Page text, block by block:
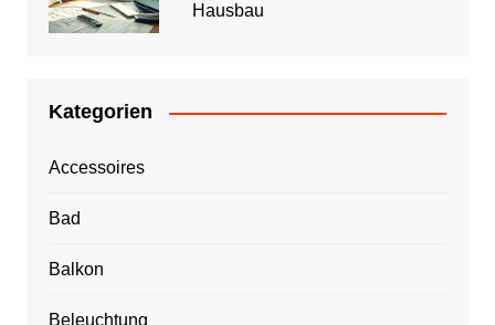
Hausbau
Kategorien
Accessoires
Bad
Balkon
Beleuchtung